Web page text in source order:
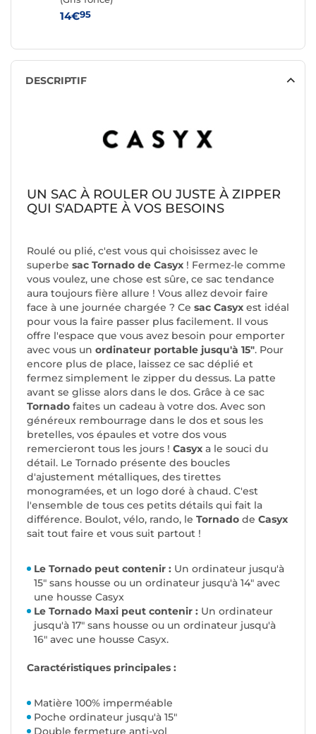
14€95
DESCRIPTIF
UN SAC À ROULER OU JUSTE À ZIPPER
QUI S'ADAPTE À VOS BESOINS
Roulé ou plié, c'est vous qui choisissez avec le
superbe sac Tornado de Casyx ! Fermez-le comme
vous voulez, une chose est sûre, ce sac tendance
aura toujours fière allure ! Vous allez devoir faire
face à une journée chargée ? Ce sac Casyx est idéal
pour vous la faire passer plus facilement. Il vous
offre l'espace que vous avez besoin pour emporter
avec vous un ordinateur portable jusqu'à 15". Pour
encore plus de place, laissez ce sac déplié et
fermez simplement le zipper du dessus. La patte
avant se glisse alors dans le dos. Grâce à ce sac
Tornado faites un cadeau à votre dos. Avec son
généreux rembourrage dans le dos et sous les
bretelles, vos épaules et votre dos vous
remercieront tous les jours ! Casyx a le souci du
détail. Le Tornado présente des boucles
d'ajustement métalliques, des tirettes
monogramées, et un logo doré à chaud. C'est
l'ensemble de tous ces petits détails qui fait la
différence. Boulot, vélo, rando, le Tornado de Casyx
sait tout faire et vous suit partout !
Le Tornado peut contenir : Un ordinateur jusqu'à
15" sans housse ou un ordinateur jusqu'à 14" avec
une housse Casyx
Le Tornado Maxi peut contenir : Un ordinateur
jusqu'à 17" sans housse ou un ordinateur jusqu'à
16" avec une housse Casyx.
Caractéristiques principales :
Matière 100% imperméable
Poche ordinateur jusqu'à 15"
Double fermeture anti-vol